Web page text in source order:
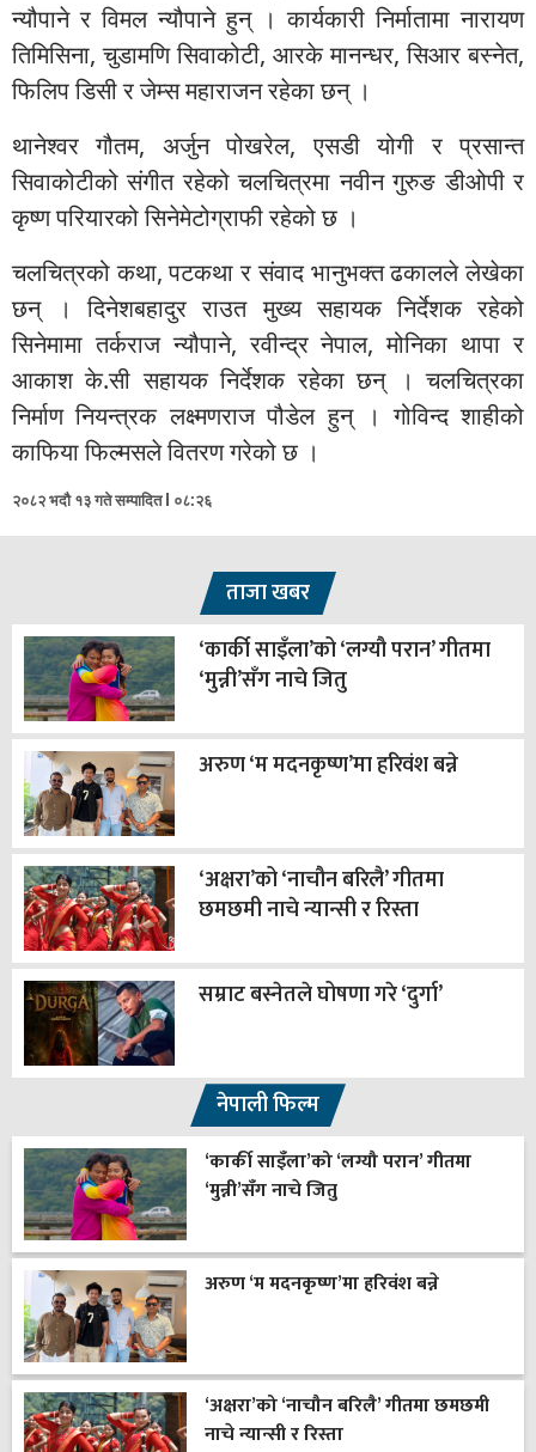
न्यौपाने र विमल न्यौपाने हुन् । कार्यकारी निर्मातामा नारायण
तिमिसिना, चुडामणि सिवाकोटी, आरके मानन्धर, सिआर बस्नेत,
फिलिप डिसी र जेम्स महाराजन रहेका छन् ।
थानेश्वर गौतम, अर्जुन पोखरेल, एसडी योगी र प्रसान्त
सिवाकोटीको संगीत रहेको चलचित्रमा नवीन गुरुङ डीओपी र
कृष्ण परियारको सिनेमेटोग्राफी रहेको छ ।
चलचित्रको कथा, पटकथा र संवाद भानुभक्त ढकालले लेखेका
छन् । दिनेशबहादुर राउत मुख्य सहायक निर्देशक रहेको
सिनेमामा तर्कराज न्यौपाने, रवीन्द्र नेपाल, मोनिका थापा र
आकाश के.सी सहायक निर्देशक रहेका छन् । चलचित्रका
निर्माण नियन्त्रक लक्ष्मणराज पौडेल हुन् । गोविन्द शाहीको
काफिया फिल्मसले वितरण गरेको छ ।
२०८२ भदौ १३ गते सम्पादित l ०८:२६
ताजा खबर
‘कार्की साइँला’को ‘लग्यौ परान’ गीतमा
‘मुन्नी’सँग नाचे जितु
अरुण ‘म मदनकृष्ण’मा हरिवंश बन्ने
‘अक्षरा’को ‘नाचौन बरिलै’ गीतमा
छमछमी नाचे न्यान्सी र रिस्ता
सम्राट बस्नेतले घोषणा गरे ‘दुर्गा’
नेपाली फिल्म
‘कार्की साइँला’को ‘लग्यौ परान’ गीतमा
‘मुन्नी’सँग नाचे जितु
अरुण ‘म मदनकृष्ण’मा हरिवंश बन्ने
‘अक्षरा’को ‘नाचौन बरिलै’ गीतमा छमछमी
नाचे न्यान्सी र रिस्ता